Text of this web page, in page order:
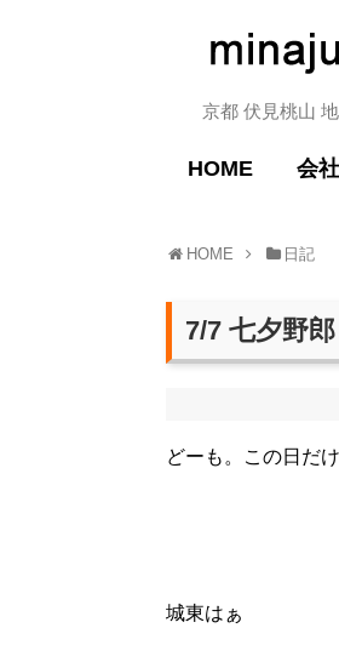
京都 伏見桃山
HOME 会
HOME 日記
7/7 七夕野
どーも。この日だ
城東はぁ